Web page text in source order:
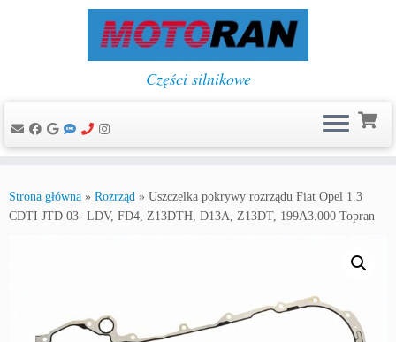
do
treści
Części silnikowe
Strona główna » Rozrząd » Uszczelka pokrywy rozrządu Fiat Opel 1.3
CDTI JTD 03- LDV, FD4, Z13DTH, D13A, Z13DT, 199A3.000 Topran